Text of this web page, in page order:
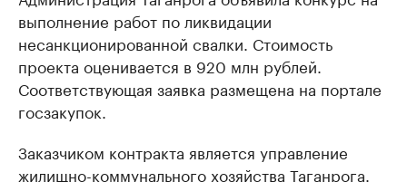
выполнение работ по ликвидации
несанкционированной свалки. Стоимость
проекта оценивается в 920 млн рублей.
Соответствующая заявка размещена на портале
госзакупок.
Заказчиком контракта является управление
жилищно-коммунального хозяйства Таганрога.